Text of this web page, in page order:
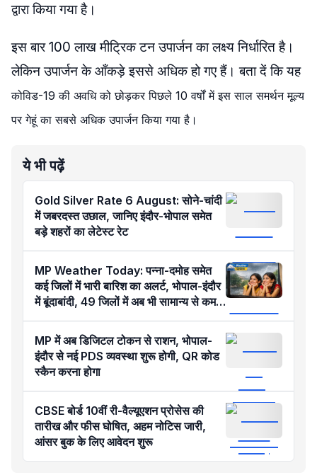
द्वारा किया गया है।
इस बार 100 लाख मीट्रिक टन उपार्जन का लक्ष्य निर्धारित है।
लेकिन उपार्जन के आँकड़े इससे अधिक हो गए हैं। बता दें कि यह
कोविड-19 की अवधि को छोड़कर पिछले 10 वर्षों में इस साल समर्थन मूल्य
पर गेहूं का सबसे अधिक उपार्जन किया गया है।
ये भी पढ़ें
Gold Silver Rate 6 August: सोने-चांदी
में जबरदस्त उछाल, जानिए इंदौर-भोपाल समेत
बड़े शहरों का लेटेस्ट रेट
MP Weather Today: पन्ना-दमोह समेत
कई जिलों में भारी बारिश का अलर्ट, भोपाल-इंदौर
में बूंदाबांदी, 49 जिलों में अब भी सामान्य से कम
बारिश
MP में अब डिजिटल टोकन से राशन, भोपाल-
इंदौर से नई PDS व्यवस्था शुरू होगी, QR कोड
स्कैन करना होगा
CBSE बोर्ड 10वीं री-वैल्यूएशन प्रोसेस की
तारीख और फीस घोषित, अहम नोटिस जारी,
आंसर बुक के लिए आवेदन शुरू